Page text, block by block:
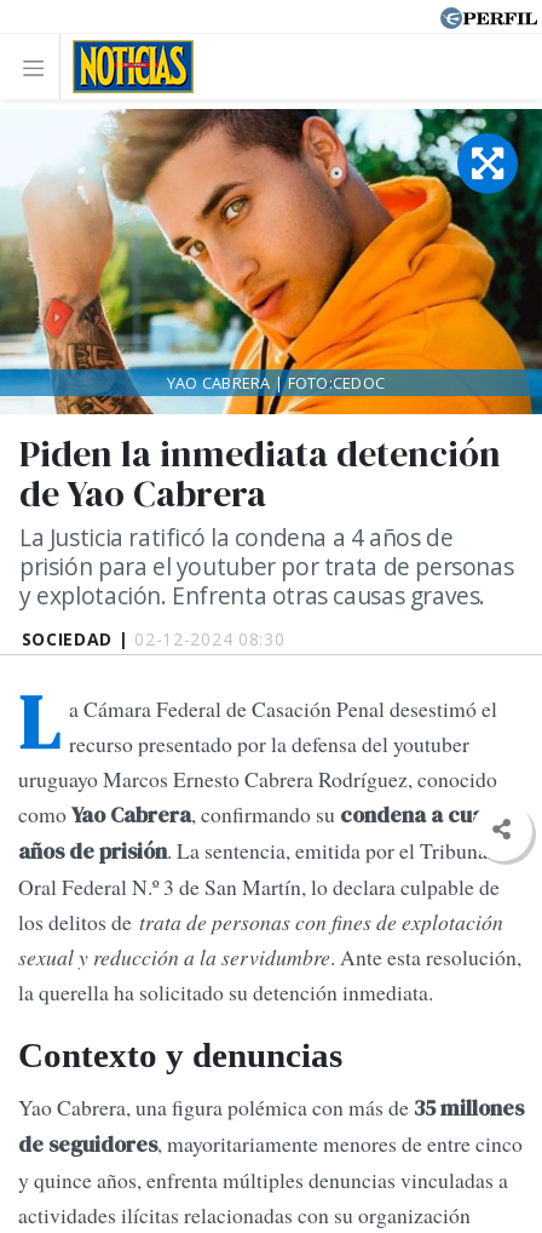
SOCIEDAD | 02-12-2024 08:30
Piden la inmediata detención
de Yao Cabrera
La Justicia ratificó la condena a 4 años de
prisión para el youtuber por trata de personas
y explotación. Enfrenta otras causas graves.
YAO CABRERA | FOTO:CEDOC
L a Cámara Federal de Casación Penal desestimó el
recurso presentado por la defensa del youtuber
uruguayo Marcos Ernesto Cabrera Rodríguez, conocido
comoYao Cabrera, confirmando su condena a cuatro
años de prisión. La sentencia, emitida por el Tribunal
Oral Federal N.º 3 de San Martín, lo declara culpable de
los delitos de trata de personas con fines de explotación
sexual y reducción a la servidumbre. Ante esta resolución,
la querella ha solicitado su detención inmediata.
Contexto y denuncias
Yao Cabrera, una figura polémica con más de35 millones
de seguidores, mayoritariamente menores de entre cinco
y quince años, enfrenta múltiples denuncias vinculadas a
actividades ilícitas relacionadas con su organización